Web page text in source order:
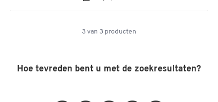
3 van 3 producten
Hoe tevreden bent u met de zoekresultaten?